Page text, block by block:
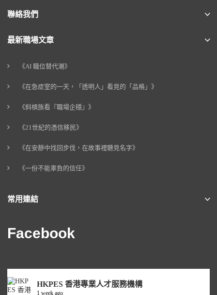
聯絡我們
最新職場文章
《AI 職位替代潮》
《在急症室的一天，「透明人」看見的「品格」》
《斜槓族看『職場企穩』》
《21世紀的憑信移民》
《在安靜中找回步伐，在故事裡聽見名字》
《一份不能辜負的信任》
常用連結
Facebook
HKPES 香港專業人才服務機構
1 week ago